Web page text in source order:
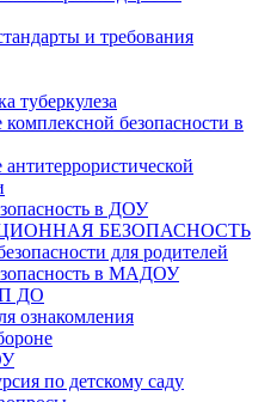
и требования
туберкулеза
безопасности в
в ДОУ
БЕЗОПАСНОСТЬ
для родителей
в МАДОУ
ДО
ознакомления
по детскому саду